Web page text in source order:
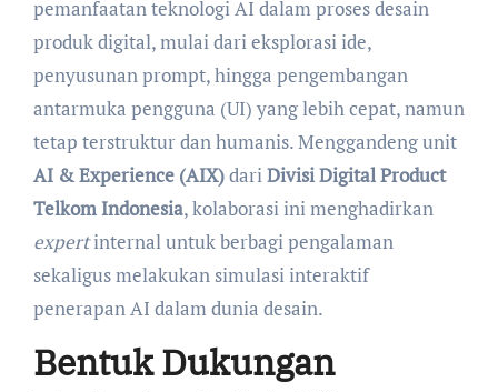
pemanfaatan teknologi AI dalam proses desain
produk digital, mulai dari eksplorasi ide,
penyusunan prompt, hingga pengembangan
antarmuka pengguna (UI) yang lebih cepat, namun
tetap terstruktur dan humanis. Menggandeng unit
AI & Experience (AIX)dariDivisi Digital Product
Telkom Indonesia, kolaborasi ini menghadirkan
expertinternal untuk berbagi pengalaman
sekaligus melakukan simulasi interaktif
penerapan AI dalam dunia desain.
Bentuk Dukungan